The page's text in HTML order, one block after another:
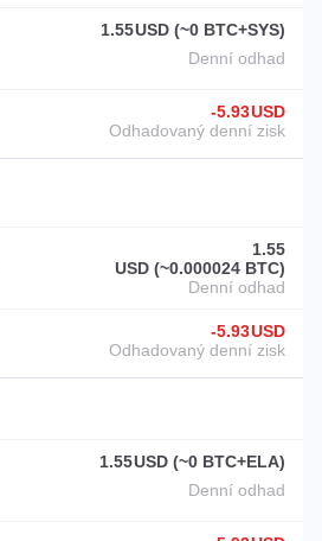
1.55USD (~0 BTC+SYS)
-5.93USD
1.55
USD (~0.000024 BTC)
-5.93USD
1.55USD (~0 BTC+ELA)